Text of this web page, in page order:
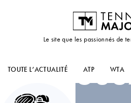
Le site que les passionnés de
TOUTE L’ACTUALITÉ ATP WTA